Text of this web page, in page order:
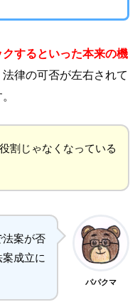
するといった本来の機
法律の可否が左右されて
割じゃなくなっている
法案が否
成立に
パパクマ